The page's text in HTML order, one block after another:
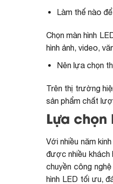
Làm thế nào
Chọn màn hình
hình ảnh, video,
Nên lựa chọn
Trên thị trường
sản phẩm chất
Lựa chọn
Với nhiều năm
được nhiều khách
chuyền công
hình LED tối ưu,